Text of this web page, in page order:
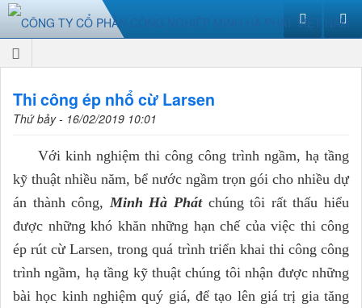
Thi công ép nhổ cừ Larsen
Thứ bảy - 16/02/2019 10:01
Với kinh nghiệm thi công công trình ngầm, hạ tầng
kỹ thuật nhiều năm, bể nước ngầm trọn gói cho nhiều dự
án thành công,Minh Hà Phátchúng tôi rất thấu hiểu
được những khó khăn những hạn chế của việc thi công
ép rút cừ Larsen, trong quá trình triển khai thi công công
trình ngầm, hạ tầng kỹ thuật chúng tôi nhận được những
bài học kinh nghiệm quý giá, để tạo lên giá trị gia tăng